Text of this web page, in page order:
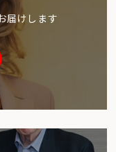
届けします